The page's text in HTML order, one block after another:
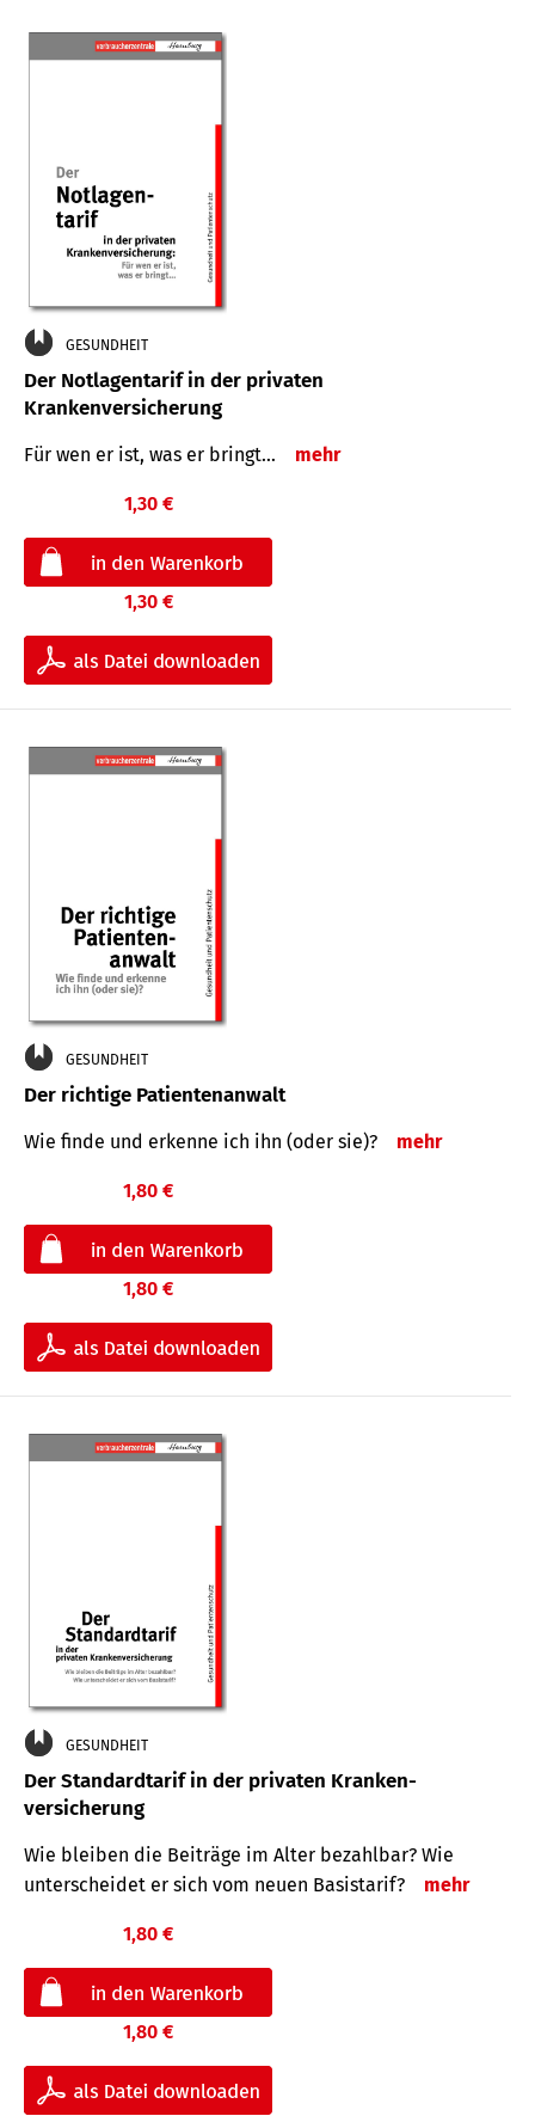
GESUNDHEIT
Der Notlagentarif in der privaten
Krankenversicherung
Für wen er ist, was er bringt… mehr
1,30 €
1,30 €
GESUNDHEIT
Der richtige Patientenanwalt
Wie finde und erkenne ich ihn (oder sie)? mehr
1,80 €
1,80 €
GESUNDHEIT
Der Standard­tarif in der privaten Kranken­
versicherung
Wie bleiben die Beiträge im Alter bezahlbar? Wie
unterscheidet er sich vom neuen Basistarif?
mehr
1,80 €
1,80 €